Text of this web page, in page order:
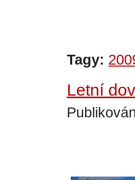
Tagy:
Letní